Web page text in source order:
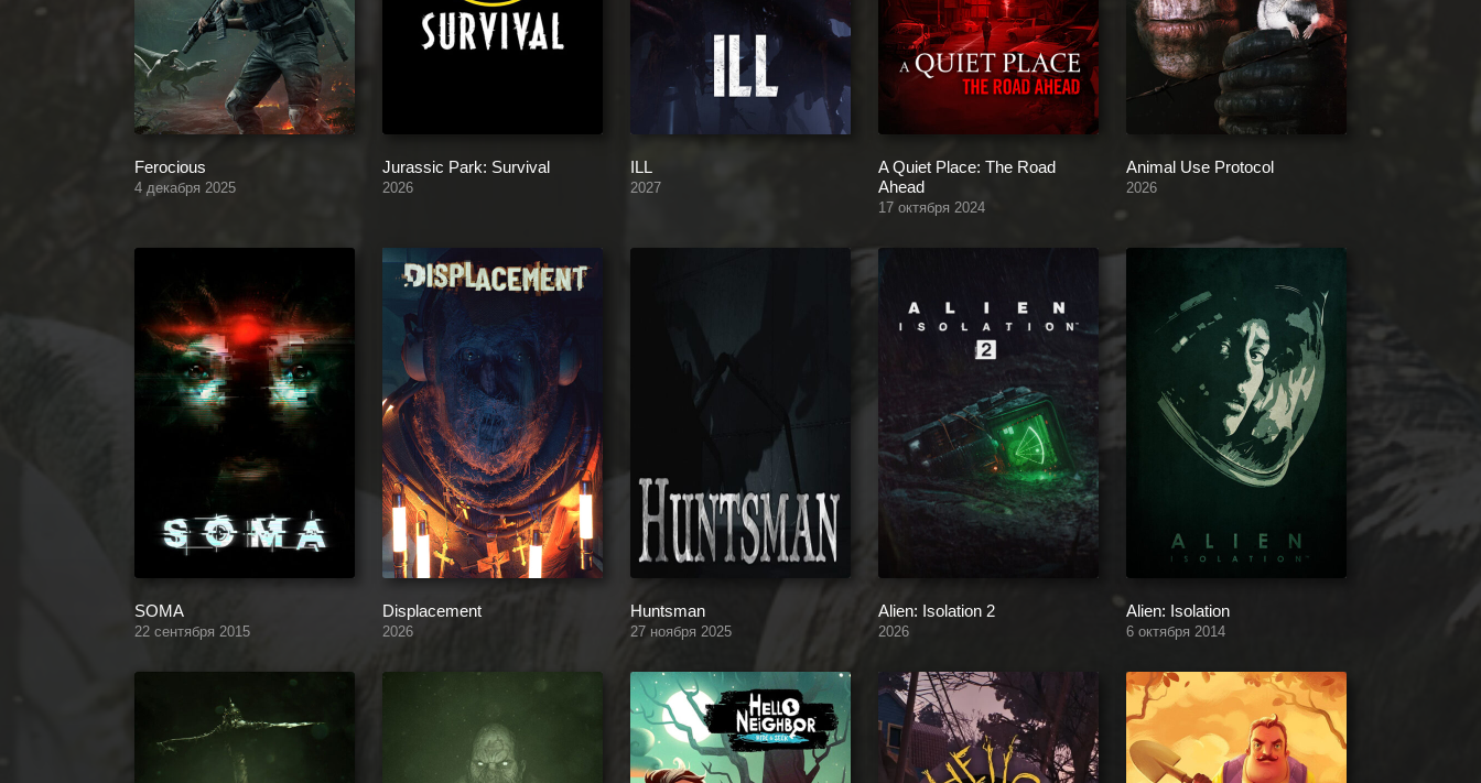
Ferocious
4 декабря 2025
Jurassic Park: Survival
2026
ILL
2027
A Quiet Place: The Road
Ahead
17 октября 2024
Animal Use Protocol
2026
SOMA
22 сентября 2015
Displacement
2026
Huntsman
27 ноября 2025
Alien: Isolation 2
2026
Alien: Isolation
6 октября 2014